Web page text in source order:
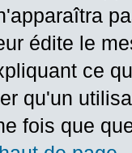
édite le
ce
qu'un
fois que